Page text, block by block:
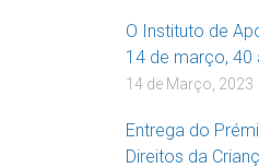
O Instituto de
14 de março, 40
14 de Março, 2023
Entrega do
Direitos da